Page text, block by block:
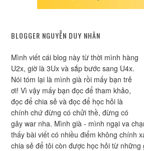
BLOGGER NGUYỄN DUY NHÂN
Mình viết cái blog này từ thời mình hàng
U2x, giờ là 3Ux và sắp bước sang U4x.
Nói tóm lại là mình già rồi mấy bạn trẻ
ơi! Vì vậy mấy bạn đọc để tham khảo,
đọc để chia sẻ và đọc để học hỏi là
chính chứ đừng có chửi thề, đừng có
gây war nha. Mình già - mình ngại va
thấy bài viết có nhiều điểm không chính
chia sẻ để tôi còn được học hỏi từ những